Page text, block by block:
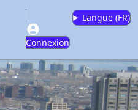
Connexion
Langue (FR)